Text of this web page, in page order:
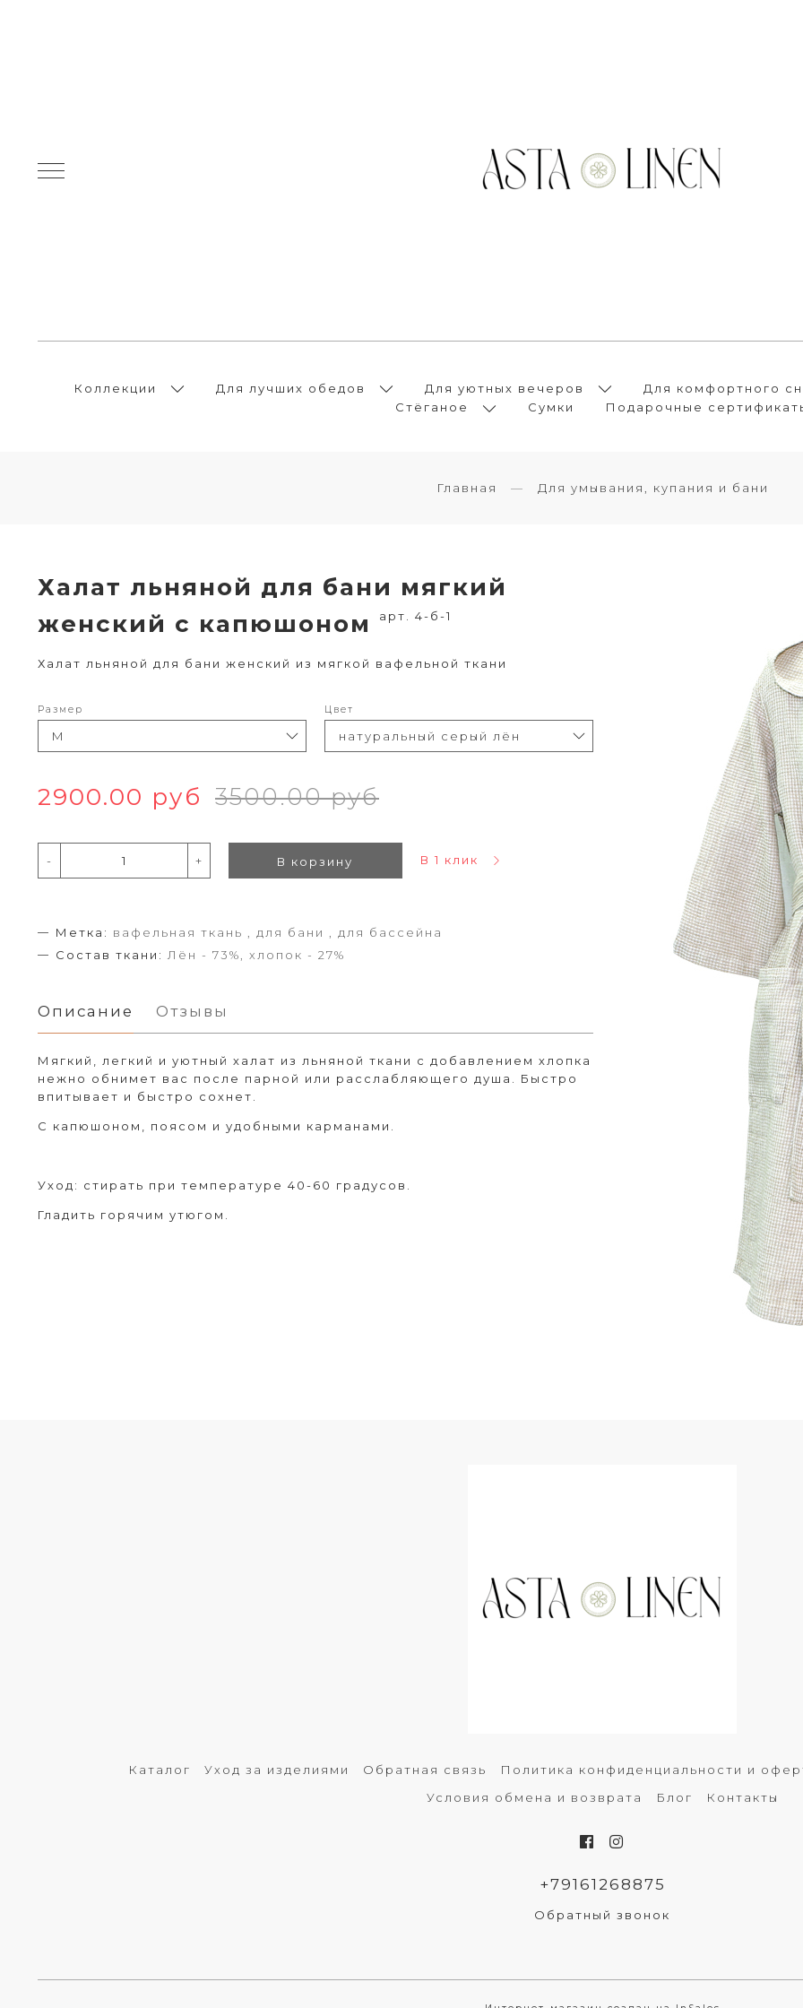
Коллекции Для лучших обедов Для уютных вечеров
Для комфортного
Стёганое
Сумки Подарочные
Главная Для умывания, купания и бани
Халат льняной для бани мягкий
женский с капюшоном
арт. 4-б-1
Халат льняной для бани женский из мягкой вафельной ткани
Размер Цвет
2900.00 руб 3500.00 руб
- + В корзину В 1 клик
Метка: вафельная ткань , для бани , для бассейна
Состав ткани: Лён - 73%, хлопок - 27%
Описание Отзывы
Мягкий, легкий и уютный халат из льняной ткани с добавлением хлопка
нежно обнимет вас после парной или расслабляющего душа. Быстро
впитывает и быстро сохнет.
С капюшоном, поясом и удобными карманами.
Уход: стирать при температуре 40-60 градусов.
Гладить горячим утюгом.
Каталог Уход за изделиями Обратная связь
Политика конфиденциальности и
Условия обмена и возврата
Блог Контакты
+79161268875
Обратный звонок